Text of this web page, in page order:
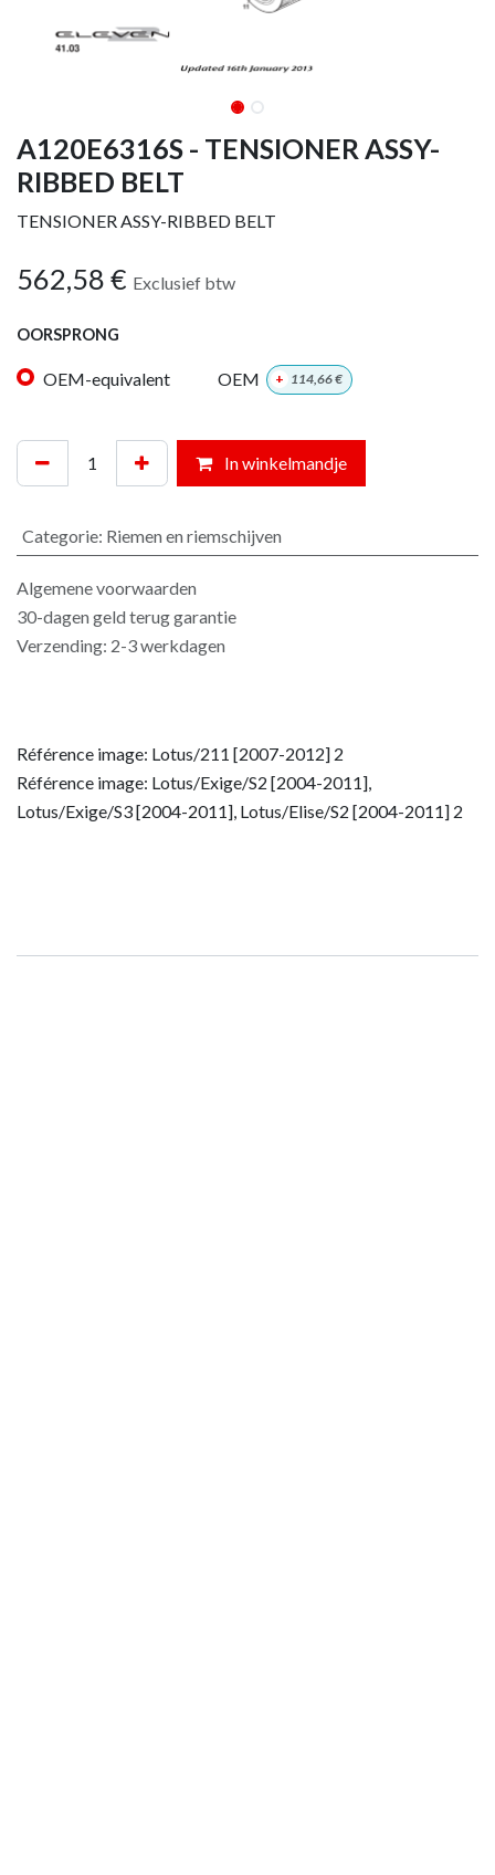
A120E6316S - TENSIONER ASSY-
RIBBED BELT
TENSIONER ASSY-RIBBED BELT
562,58 € Exclusief btw
OORSPRONG
OEM-equivalent OEM + 114,66€
In winkelmandje
Categorie: Riemen en riemschijven
Algemene voorwaarden
30-dagen geld terug garantie
Verzending: 2-3 werkdagen
Référence image: Lotus/211 [2007-2012] 2
Référence image: Lotus/Exige/S2 [2004-2011],
Lotus/Exige/S3 [2004-2011], Lotus/Elise/S2 [2004-2011] 2